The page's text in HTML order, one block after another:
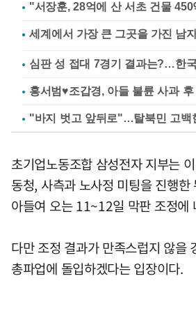
"서장훈, 28억에 산 서초 건물
심판 성 접대 7경기 결과는?…한
홍서범♥조갑경, 아들 불륜 사과 후
"바지 벗고 앞뒤로"…탈북민 고백
초기업노동조합 삼성전자 지부는
동청, 사측과 노사정 미팅을 진행
아들여 오는 11~12일 막판 조정에
다만 조정 결과가 만족스럽지 않을
총파업에 돌입하겠다는 입장이다.